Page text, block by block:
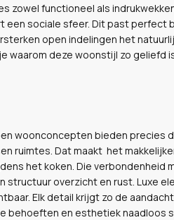
zowel functioneel als
een sociale sfeer. Dit past perfect
open indelingen het
waarom deze woonstijl zo geliefd
woonconcepten bieden precies
ruimtes. Dat maakt het
het koken. Die verbondenheid
overzicht en rust. Luxe
Elk detail krijgt zo de
behoeften en esthetiek naadloos